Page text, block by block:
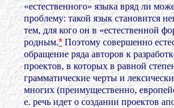
«естественного» языка вряд ли
проблему: такой язык становится
тем, для кого он в «естественной
родным.* Поэтому совершенно
обращение ряда авторов к
проектов, в которых в равной
грамматические черты и
многих (преимущественно,
е. речь идет о создании проектов